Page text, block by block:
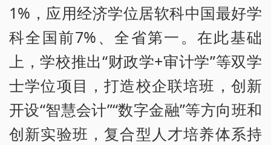
1%，应用经济学位居软科中国最好学
科全国前7%、全省第一。在此基础
上，学校推出“财政学+审计学”等双学
士学位项目，打造校企联培班，创新
开设“智慧会计”“数字金融”等方向班和
创新实验班，复合型人才培养体系持